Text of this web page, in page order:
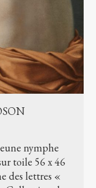
nymphe
toile 56 x 46
des lettres «